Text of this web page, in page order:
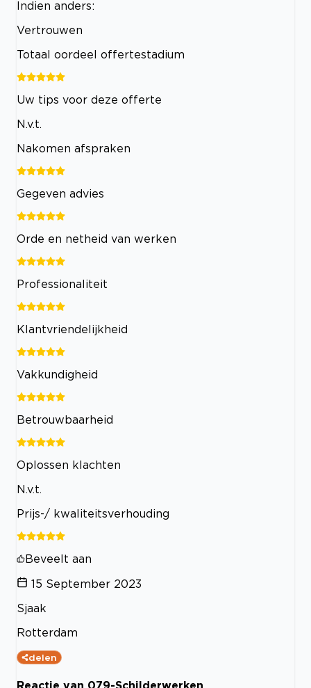
Indien anders:
Vertrouwen
Totaal oordeel offertestadium
Uw tips voor deze offerte
N.v.t.
Nakomen afspraken
Gegeven advies
Orde en netheid van werken
Professionaliteit
Klantvriendelijkheid
Vakkundigheid
Betrouwbaarheid
Oplossen klachten
N.v.t.
Prijs-/ kwaliteitsverhouding
Beveelt aan
15 September 2023
Sjaak
Rotterdam
delen
Reactie van 079-Schilderwerken